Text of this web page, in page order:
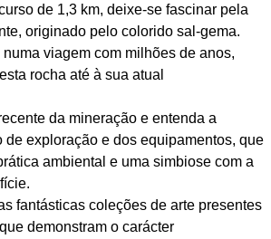
de 1,3 km, deixe-se fascinar pela
originado pelo colorido sal-gema.
viagem com milhões de anos,
rocha até à sua atual
da mineração e entenda a
de exploração e dos equipamentos, que
ambiental e uma simbiose com a
fantásticas coleções de arte presentes
demonstram o carácter